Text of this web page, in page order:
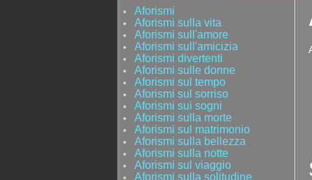
Aforismi
Aforismi sulla vita
Aforismi sull'amore
Aforismi sull'amicizia
Aforismi divertenti
Aforismi sulle donne
Aforismi sul tempo
Aforismi sul sorriso
Aforismi sui sogni
Aforismi sulla morte
Aforismi sul matrimonio
Aforismi sulla bellezza
Aforismi sulla notte
Aforismi sul viaggio
Aforismi sulla solitudine